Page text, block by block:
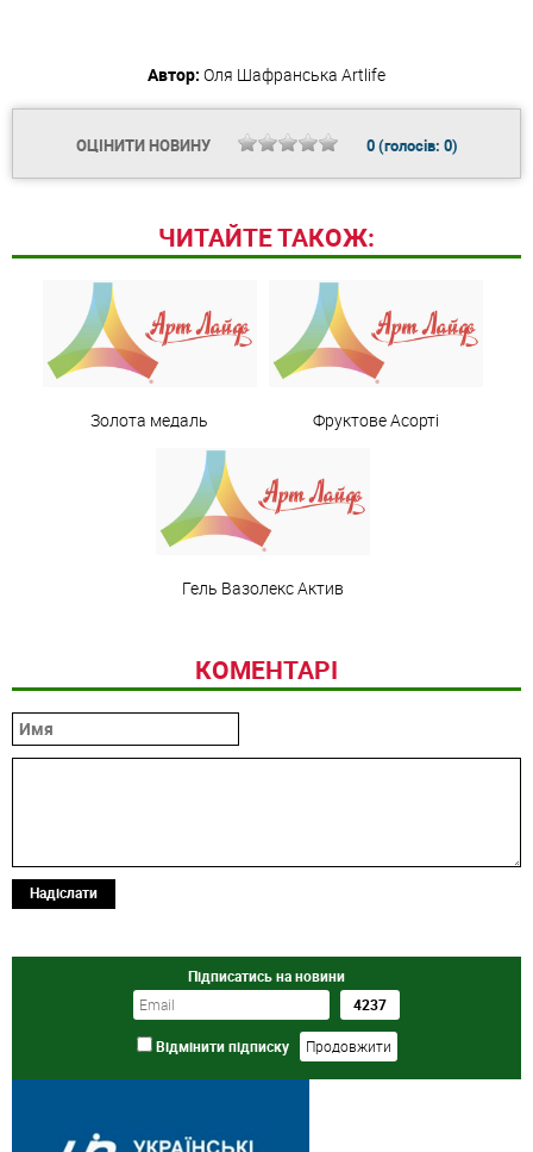
Автор: Оля Шафранська Artlife
ОЦІНИТИ НОВИНУ 0(голосів: 0)
ЧИТАЙТЕ ТАКОЖ:
Золота медаль Фруктове Асорті
Гель Вазолекс Актив
КОМЕНТАРІ
Надіслати
Підписатись на новини
Відмінити підписку